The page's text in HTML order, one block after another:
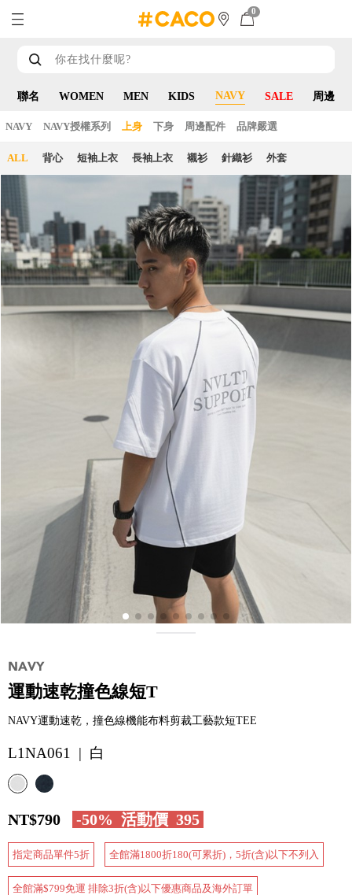
0
聯名 WOMEN MEN KIDS NAVY SALE 周邊
NAVY NAVY授權系列 上身 下身 周邊配件 品牌嚴選
ALL 背心 短袖上衣 長袖上衣 襯衫 針織衫 外套
運動速乾撞色線短T
NAVY運動速乾，撞色線機能布料剪裁工藝款短TEE
L1NA061 | 白
NT$790 -50% 活動價 395
指定商品單件5折 全館滿1800折180(可累折)，5折(含)以下不列入
全館滿$799免運 排除3折(含)以下優惠商品及海外訂單